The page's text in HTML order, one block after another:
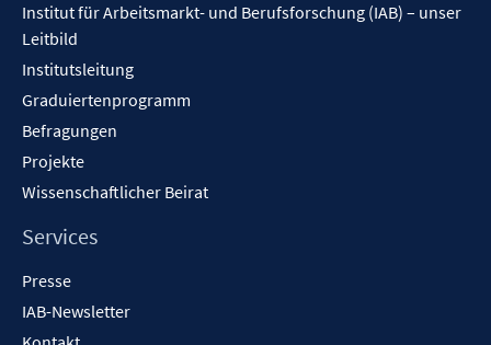
Institut für Arbeitsmarkt- und Berufsforschung (IAB) – unser
Leitbild
Institutsleitung
Graduiertenprogramm
Befragungen
Projekte
Wissenschaftlicher Beirat
Services
Presse
IAB-Newsletter